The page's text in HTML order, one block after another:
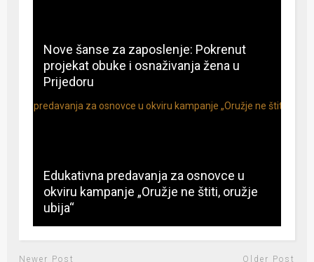
Nove šanse za zaposlenje: Pokrenut
projekat obuke i osnaživanja žena u
Prijedoru
Edukativna predavanja za osnovce u
okviru kampanje „Oružje ne štiti, oružje
ubija“
Newer Post Older Post